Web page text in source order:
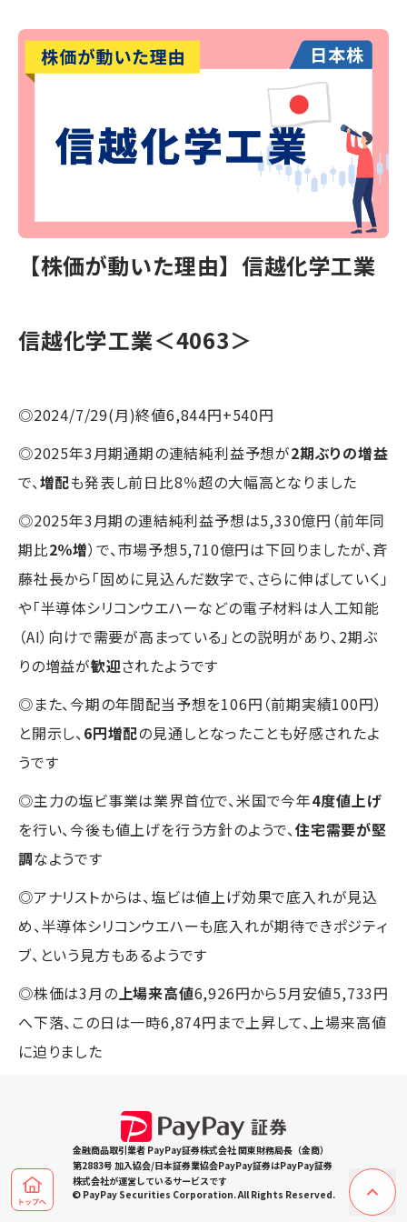
【株価が動いた理由】信越化学工業
信越化学工業＜4063＞
◎2024/7/29(月)終値6,844円+540円
◎2025年3月期通期の連結純利益予想が2期ぶりの増益
で、増配も発表し前日比8％超の大幅高となりました
◎2025年3月期の連結純利益予想は5,330億円（前年同
期比2％増）で、市場予想5,710億円は下回りましたが、斉
藤社長から「固めに見込んだ数字で、さらに伸ばしていく」
や「半導体シリコンウエハーなどの電子材料は人工知能
（AI）向けで需要が高まっている」との説明があり、2期ぶ
りの増益が歓迎されたようです
◎また、今期の年間配当予想を106円（前期実績100円）
と開示し、 6円増配の見通しとなったことも好感されたよ
うです
◎主力の塩ビ事業は業界首位で、米国で今年4度値上げ
を行い、今後も値上げを行う方針のようで、住宅需要が堅
調なようです
◎アナリストからは、塩ビは値上げ効果で底入れが見込
め、半導体シリコンウエハーも底入れが期待できポジティ
ブ、という見方もあるようです
◎株価は3月の 上場来高値6,926円から5月安値5,733円
へ下落、この日は一時6,874円まで上昇して、上場来高値
に迫りました
金融商品取引業者 PayPay証券株式会社 関東財務局長（金商）
第2883号 加入協会/日本証券業協会PayPay証券はPayPay証券
株式会社が運営しているサービスです
© PayPay Securities Corporation. All Rights Reserved.